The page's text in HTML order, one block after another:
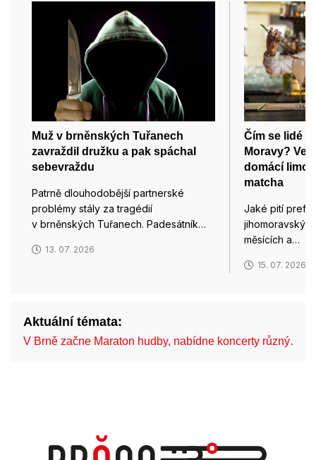
Muž v brněnských Tuřanech
zavraždil družku a pak spáchal
sebevraždu
Patrně dlouhodobější partnerské
problémy stály za tragédií
v brněnských Tuřanech. Padesátník…
13. 07. 2026
Čím se lidé v
Moravy?
domácí
matcha
Jaké pití
měsících a…
15. 07. 2026
Aktuální témata:
V Brně začne Maraton hudby, nabídne koncerty různý…